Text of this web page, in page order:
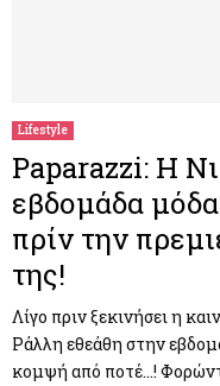
Lifestyle
Paparazzi: Η
εβδομάδα
πρίν την
της!
Λίγο πριν ξεκινήσει η
Ράλλη εθεάθη στην
κομψή από ποτέ…!